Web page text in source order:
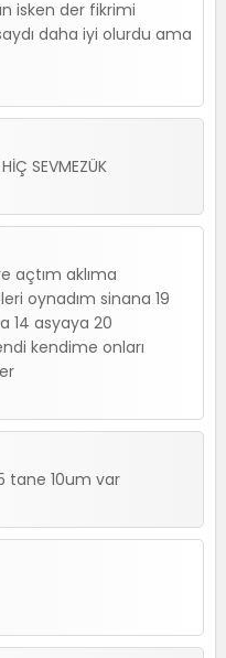
isken der fikrimi
daha iyi olurdu ama
SEVMEZÜK
açtım aklıma
oynadım sinana 19
14 asyaya 20
kendime onları
tane 10um var